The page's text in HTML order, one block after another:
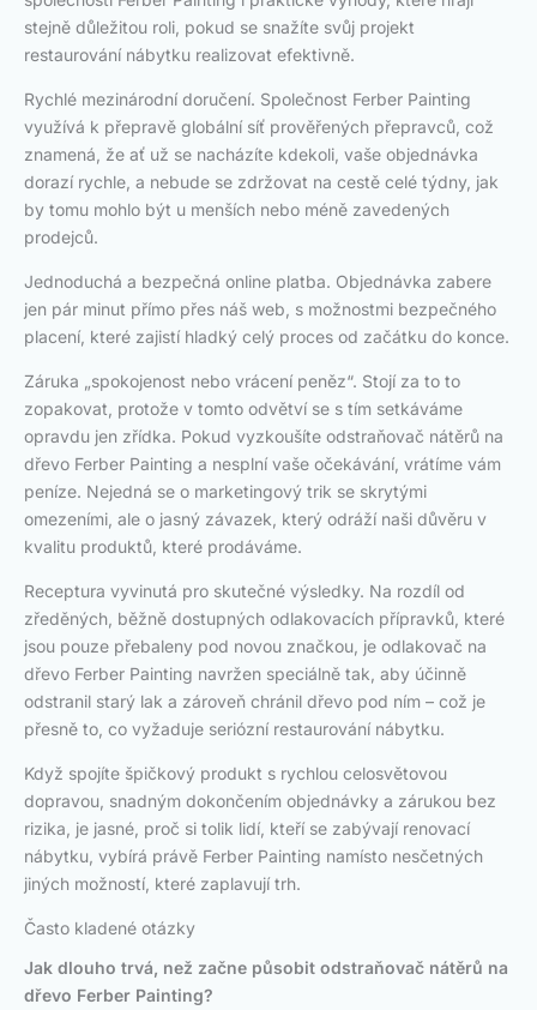
stejně důležitou roli, pokud se snažíte svůj projekt
restaurování nábytku realizovat efektivně.
Rychlé mezinárodní doručení. Společnost Ferber Painting
využívá k přepravě globální síť prověřených přepravců, což
znamená, že ať už se nacházíte kdekoli, vaše objednávka
dorazí rychle, a nebude se zdržovat na cestě celé týdny, jak
by tomu mohlo být u menších nebo méně zavedených
prodejců.
Jednoduchá a bezpečná online platba. Objednávka zabere
jen pár minut přímo přes náš web, s možnostmi bezpečného
placení, které zajistí hladký celý proces od začátku do konce.
Záruka „spokojenost nebo vrácení peněz“. Stojí za to to
zopakovat, protože v tomto odvětví se s tím setkáváme
opravdu jen zřídka. Pokud vyzkoušíte odstraňovač nátěrů na
dřevo Ferber Painting a nesplní vaše očekávání, vrátíme vám
peníze. Nejedná se o marketingový trik se skrytými
omezeními, ale o jasný závazek, který odráží naši důvěru v
kvalitu produktů, které prodáváme.
Receptura vyvinutá pro skutečné výsledky. Na rozdíl od
zředěných, běžně dostupných odlakovacích přípravků, které
jsou pouze přebaleny pod novou značkou, je odlakovač na
dřevo Ferber Painting navržen speciálně tak, aby účinně
odstranil starý lak a zároveň chránil dřevo pod ním – což je
přesně to, co vyžaduje seriózní restaurování nábytku.
Když spojíte špičkový produkt s rychlou celosvětovou
dopravou, snadným dokončením objednávky a zárukou bez
rizika, je jasné, proč si tolik lidí, kteří se zabývají renovací
nábytku, vybírá právě Ferber Painting namísto nesčetných
jiných možností, které zaplavují trh.
Často kladené otázky
Jak dlouho trvá, než začne působit odstraňovač nátěrů na
dřevo Ferber Painting?